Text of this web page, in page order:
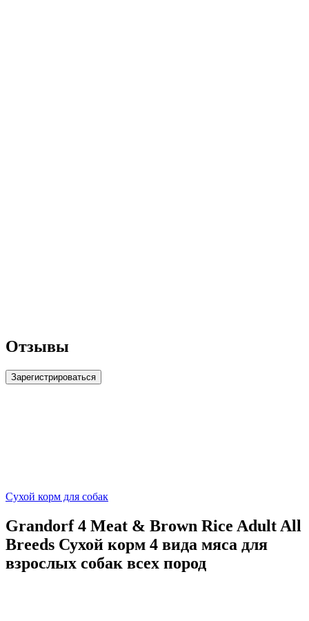
Отзывы
Зарегистрироваться
Сухой корм для собак
Grandorf 4 Meat & Brown Rice Adult All
Breeds Сухой корм 4 вида мяса для
взрослых собак всех пород